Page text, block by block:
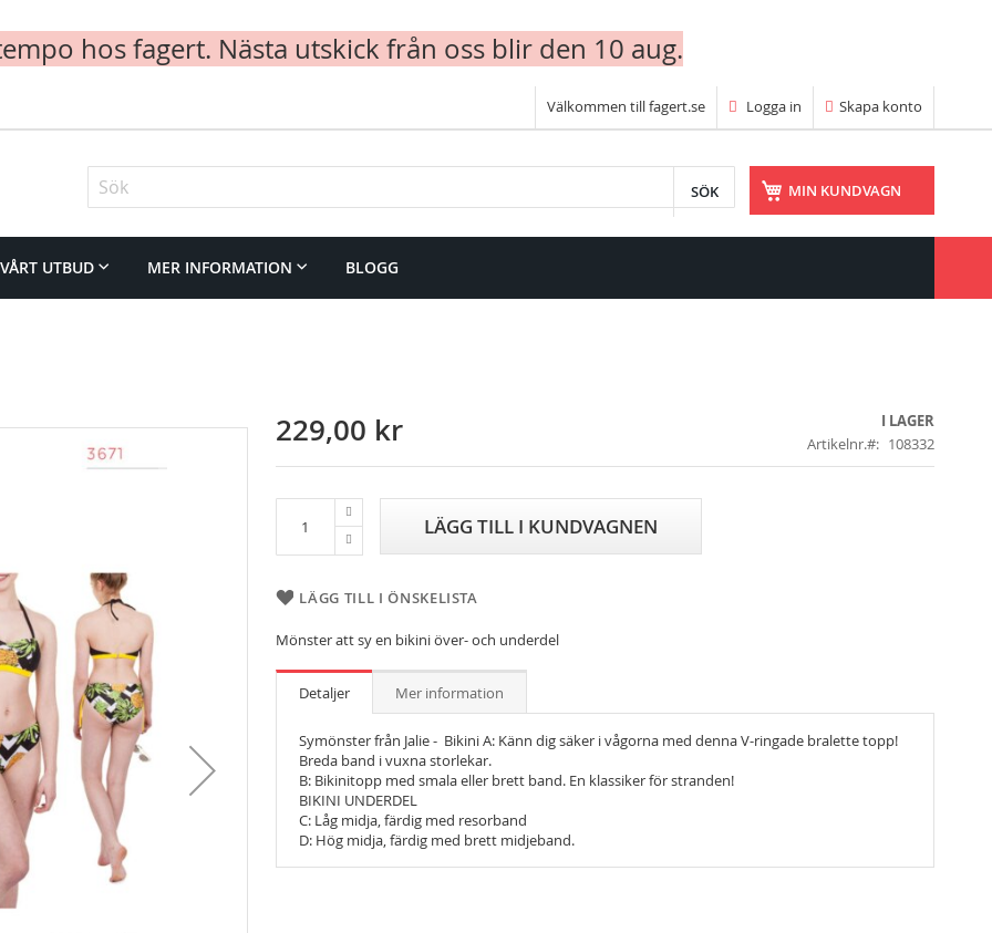
hos fagert. Nästa utskick från oss blir den 10 aug.
Välkommen till fagert.se Logga in Skapa konto
MIN KUNDVAGN
Sök
VÅRT UTBUD MER INFORMATION BLOGG
229,00 kr
I LAGER
Artikelnr.
108332
LÄGG TILL I KUNDVAGNEN
LÄGG TILL I ÖNSKELISTA
Mönster att sy en bikini över- och underdel
Detaljer
Symönster från Jalie - Bikini A: Känn dig säker i vågorna med denna V-ringade bralette topp!
Breda band i vuxna storlekar.
B: Bikinitopp med smala eller brett band. En klassiker för stranden!
BIKINI UNDERDEL
C: Låg midja, färdig med resorband
D: Hög midja, färdig med brett midjeband.
Mer information